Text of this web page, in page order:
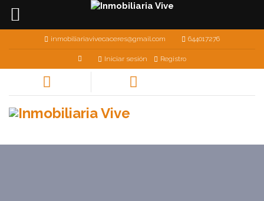
inmobiliariavivecaceres@gmail.com 644017276
Iniciar sesión Registro